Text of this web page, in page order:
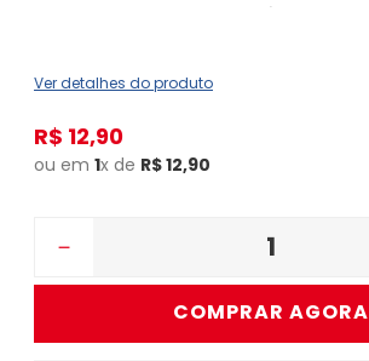
Ver detalhes do produto
R$ 12,90
ou em 1x de R$12,90
－
COMPRAR AGORA